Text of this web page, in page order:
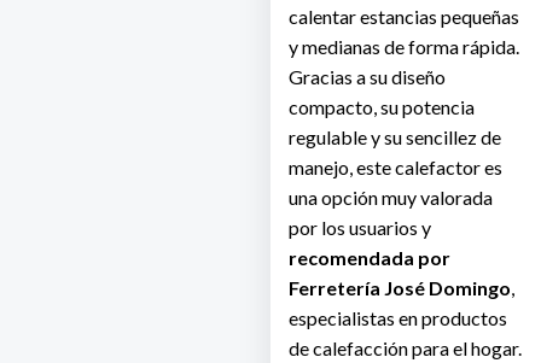
calentar estancias pequeñas
y medianas de forma rápida.
Gracias a su diseño
compacto, su potencia
regulable y su sencillez de
manejo, este calefactor es
una opción muy valorada
por los usuarios y
recomendada por
Ferretería José Domingo,
especialistas en productos
de calefacción para el hogar.